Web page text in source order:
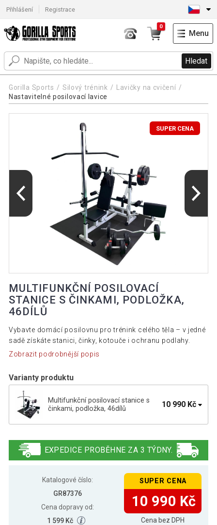
Přihlášení Registrace
Hledat
0
Menu
Gorilla Sports Silový trénink
Lavičky na cvičení
Nastavitelné posilovací lavice
SUPER CENA
MULTIFUNKČNÍ POSILOVACÍ
STANICE S ČINKAMI, PODLOŽKA,
46DÍLŮ
Vybavte domácí posilovnu pro trénink celého těla – v jedné
sadě získáte stanici, činky, kotouče i ochranu podlahy.
Zobrazit podrobnější popis
Varianty produktu
Multifunkční posilovací stanice s
činkami, podložka, 46dílů
10 990 Kč
nakládací set 100 kg, bílá
EXPEDICE PROBĚHNE ZA 3 TÝDNY.
Katalogové číslo:
GR87376
Cena dopravy od:
1 599 Kč
SUPER CENA
10 990 Kč
Cena bez DPH